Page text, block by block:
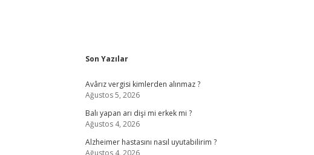
Sidebar
Son Yazılar
Avârız vergisi kimlerden alınmaz ?
Ağustos 5, 2026
Balı yapan arı dişi mi erkek mi ?
Ağustos 4, 2026
Alzheimer hastasını nasıl uyutabilirim ?
Ağustos 4, 2026